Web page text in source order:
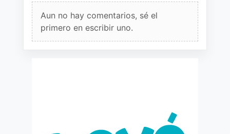
Aun no hay comentarios, sé el
primero en escribir uno.